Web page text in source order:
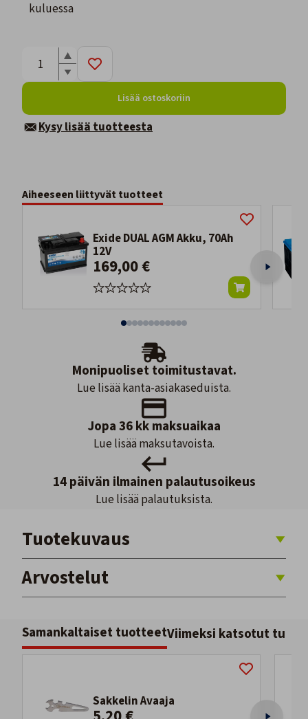
kuluessa
Lisää ostoskoriin
Kysy lisää tuotteesta
Aiheeseen liittyvät tuotteet
Exide DUAL AGM Akku, 70Ah
12V
169,00 €
Monipuoliset toimitustavat.
Lue lisää kanta-asiakaseduista.
Jopa 36 kk maksuaikaa
Lue lisää maksutavoista.
14 päivän ilmainen palautusoikeus
Lue lisää palautuksista.
Tuotekuvaus
Arvostelut
Samankaltaiset tuotteetViimeksi katsotut
Sakkelin Avaaja